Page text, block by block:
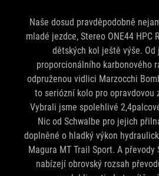
Naše dosud pravděpodobně
mladé jezdce, Stereo ONE44 HPC
dětských kol ještě výše. Od
proporcionálního karbonového
odpruženou vidlici Marzocchi
to seriózní kolo pro opravdovou
Vybrali jsme spolehlivé
Nic od Schwalbe pro jejich
doplněné o hladký výkon
Magura MT Trail Sport. A převody
nabízejí obrovský rozsah